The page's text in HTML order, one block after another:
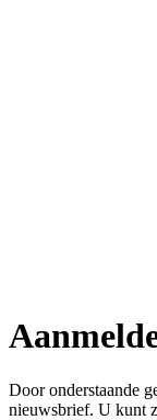
Door onderstaande
nieuwsbrief. U kunt